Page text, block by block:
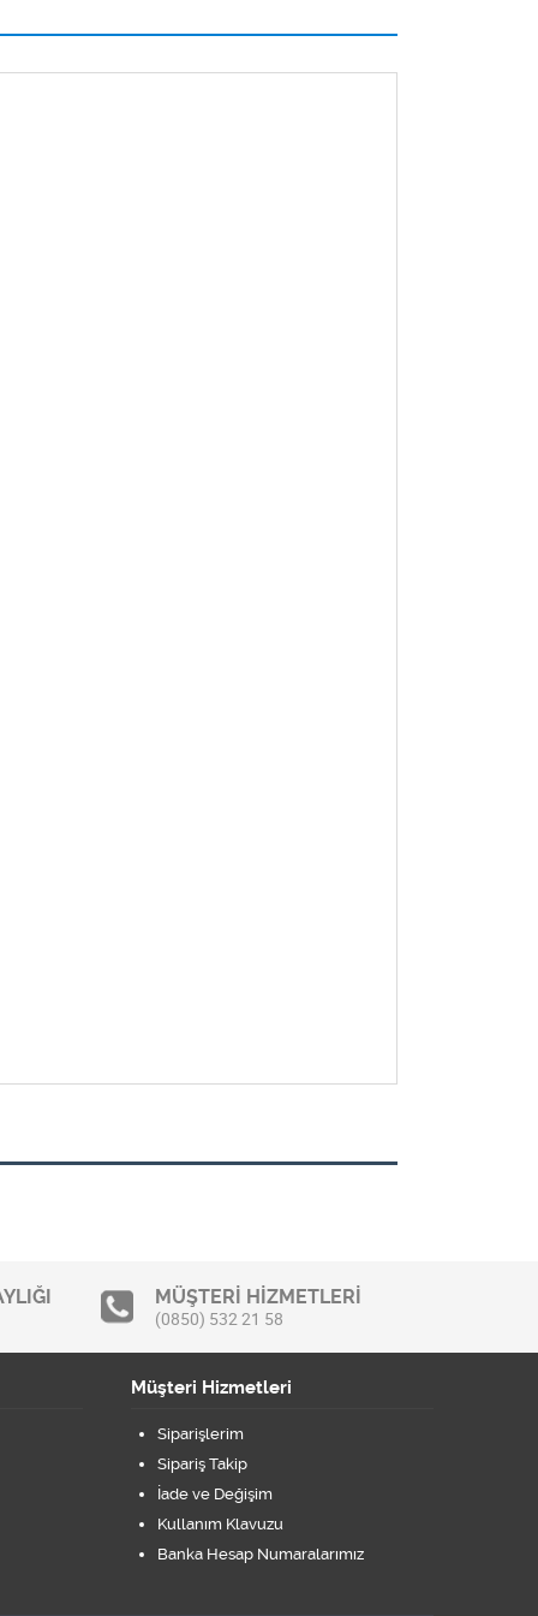
MÜŞTERİ HİZMETLERİ
(0850) 532 21 58
Müşteri Hizmetleri
Siparişlerim
Sipariş Takip
İade ve Değişim
Kullanım Klavuzu
Banka Hesap Numaralarımız